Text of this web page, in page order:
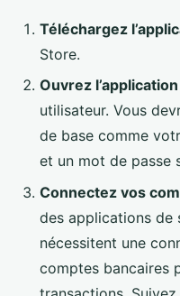
Téléchargez
Store.
Ouvrez l’application
utilisateur. Vous
de base comme
et un mot de passe
Connectez vos
des applications de
nécessitent une
comptes bancaires